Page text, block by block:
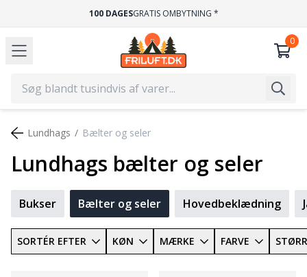
100 DAGESGRATIS OMBYTNING *
Bukser Bælter og seler Hovedbeklædning
Lundhags Bælter og seler
Lundhags bælter og seler
SORTÉR EFTER KØN MÆRKE FARVE